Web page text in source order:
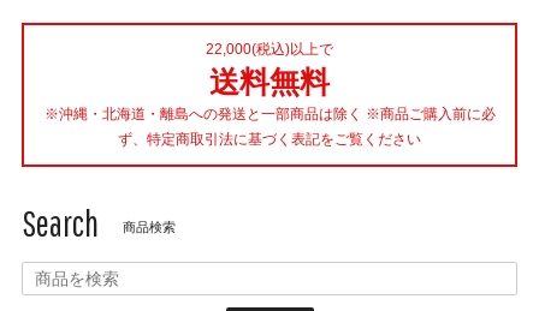
22,000(税込)以上で
送料無料
※沖縄・北海道・離島への発送と一部商品は除く ※商品ご購入前に必
ず、特定商取引法に基づく表記をご覧ください
Search 商品検索